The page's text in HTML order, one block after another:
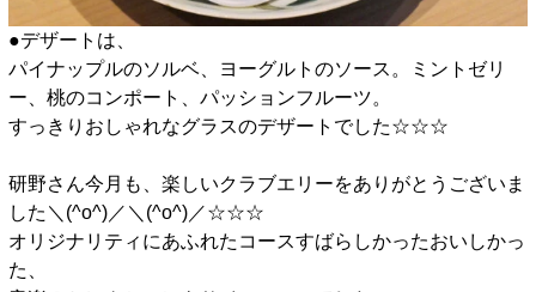
​●デザートは、
パイナップルのソルベ、ヨーグルトのソース。ミントゼリ
ー、桃のコンポート、パッションフルーツ。
すっきりおしゃれなグラスのデザートでした☆☆☆
研野さん今月も、楽しいクラブエリーをありがとうございま
した＼(^o^)／＼(^o^)／☆☆☆
オリジナリティにあふれたコースすばらしかったおいしかっ
た、